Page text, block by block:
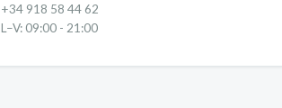
+34 918 58 44 62
L–V:09:00 - 21:00